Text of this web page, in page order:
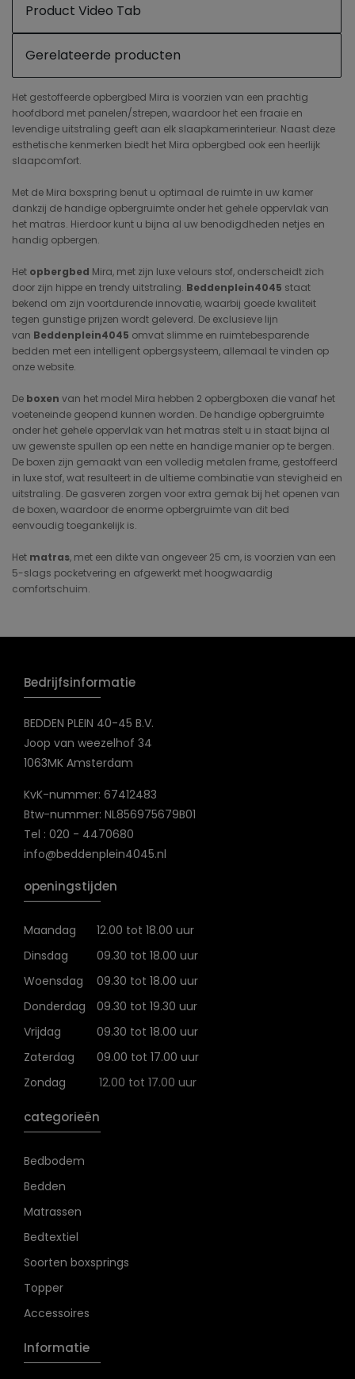
Product Video Tab
Gerelateerde producten
Het gestoffeerde opbergbed Mira is voorzien van een prachtig
hoofdbord met panelen/strepen, waardoor het een fraaie en
levendige uitstraling geeft aan elk slaapkamerinterieur. Naast deze
esthetische kenmerken biedt het Mira opbergbed ook een heerlijk
slaapcomfort.
Met de Mira boxspring benut u optimaal de ruimte in uw kamer
dankzij de handige opbergruimte onder het gehele oppervlak van
het matras. Hierdoor kunt u bijna al uw benodigdheden netjes en
handig opbergen.
Het opbergbed Mira, met zijn luxe velours stof, onderscheidt zich
door zijn hippe en trendy uitstraling. Beddenplein4045 staat
bekend om zijn voortdurende innovatie, waarbij goede kwaliteit
tegen gunstige prijzen wordt geleverd. De exclusieve lijn
van Beddenplein4045 omvat slimme en ruimtebesparende
bedden met een intelligent opbergsysteem, allemaal te vinden op
onze website.
De boxen van het model Mira hebben 2 opbergboxen die vanaf het
voeteneinde geopend kunnen worden. De handige opbergruimte
onder het gehele oppervlak van het matras stelt u in staat bijna al
uw gewenste spullen op een nette en handige manier op te bergen.
De boxen zijn gemaakt van een volledig metalen frame, gestoffeerd
in luxe stof, wat resulteert in de ultieme combinatie van stevigheid en
uitstraling. De gasveren zorgen voor extra gemak bij het openen van
de boxen, waardoor de enorme opbergruimte van dit bed
eenvoudig toegankelijk is.
Het matras, met een dikte van ongeveer 25 cm, is voorzien van een
5-slags pocketvering en afgewerkt met hoogwaardig
comfortschuim.
Bedrijfsinformatie
BEDDEN PLEIN 40-45 B.V.
Joop van weezelhof 34
1063MK Amsterdam
KvK-nummer: 67412483
Btw-nummer: NL856975679B01
Tel : 020 - 4470680
info@beddenplein4045.nl
openingstijden
Maandag
12.00 tot 18.00 uur
Dinsdag
09.30 tot 18.00 uur
Woensdag
09.30 tot 18.00 uur
Donderdag
09.30 tot 19.30 uur
Vrijdag
09.30 tot 18.00 uur
Zaterdag
09.00 tot 17.00 uur
Zondag
12.00 tot 17.00 uur
categorieën
Bedbodem
Bedden
Matrassen
Bedtextiel
Soorten boxsprings
Topper
Accessoires
Informatie